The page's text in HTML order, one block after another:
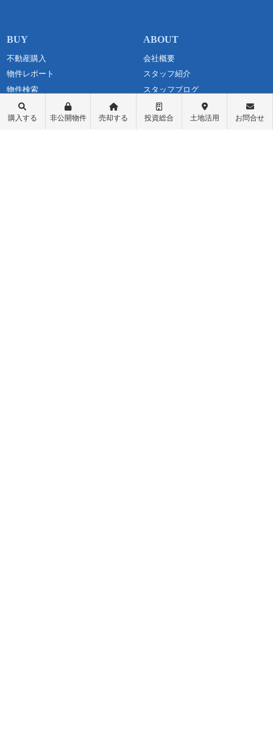
不動産購入
物件レポート
物件検索
学区検索
町名検索
会社概要
スタッフ紹介
スタッフブログ
お問い合わせ
最新情報・お知らせ
購入する 非公開物件 売却する 投資総合 土地活用 お問合せ